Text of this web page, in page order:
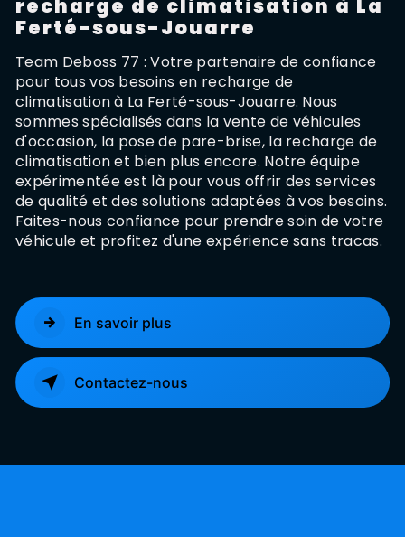
recharge de climatisation à La
Ferté-sous-Jouarre
Team Deboss 77 : Votre partenaire de confiance
pour tous vos besoins en recharge de
climatisation à La Ferté-sous-Jouarre. Nous
sommes spécialisés dans la vente de véhicules
d'occasion, la pose de pare-brise, la recharge de
climatisation et bien plus encore. Notre équipe
expérimentée est là pour vous offrir des services
de qualité et des solutions adaptées à vos besoins.
Faites-nous confiance pour prendre soin de votre
véhicule et profitez d'une expérience sans tracas.
En savoir plus
Contactez-nous